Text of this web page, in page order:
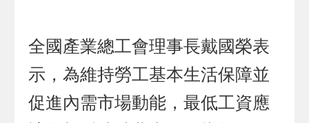
全國產業總工會理事長戴國榮表
示，為維持勞工基本生活保障並
促進內需市場動能，最低工資應